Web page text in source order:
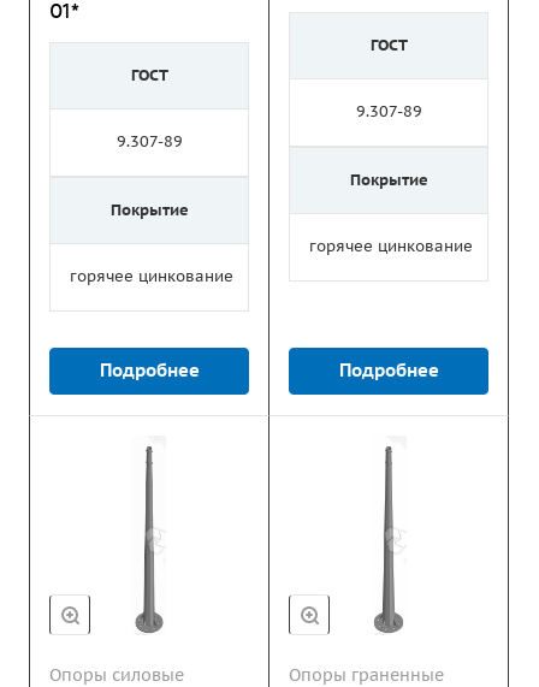
01*
ГОСТ
9.307-89
Покрытие
горячее цинкование
Подробнее
ГОСТ
9.307-89
Покрытие
горячее цинкование
Подробнее
Опоры силовые
Опоры граненные